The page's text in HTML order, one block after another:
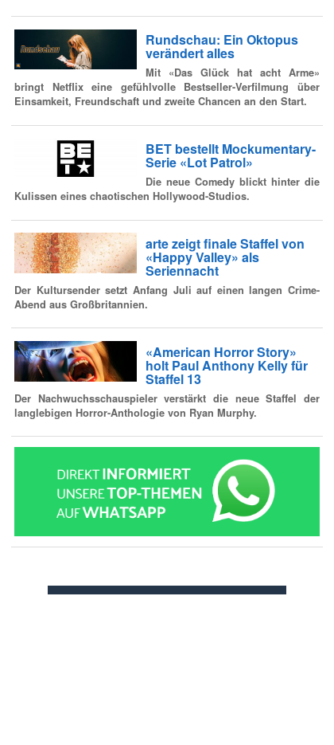
Rundschau: Ein Oktopus
verändert alles
Mit «Das Glück hat acht Arme»
bringt Netflix eine gefühlvolle Bestseller-Verfilmung über
Einsamkeit, Freundschaft und zweite Chancen an den Start.
BET bestellt Mockumentary-
Serie «Lot Patrol»
Die neue Comedy blickt hinter die
Kulissen eines chaotischen Hollywood-Studios.
arte zeigt finale Staffel von
«Happy Valley» als
Seriennacht
Der Kultursender setzt Anfang Juli auf einen langen Crime-
Abend aus Großbritannien.
«American Horror Story»
holt Paul Anthony Kelly für
Staffel 13
Der Nachwuchsschauspieler verstärkt die neue Staffel der
langlebigen Horror-Anthologie von Ryan Murphy.